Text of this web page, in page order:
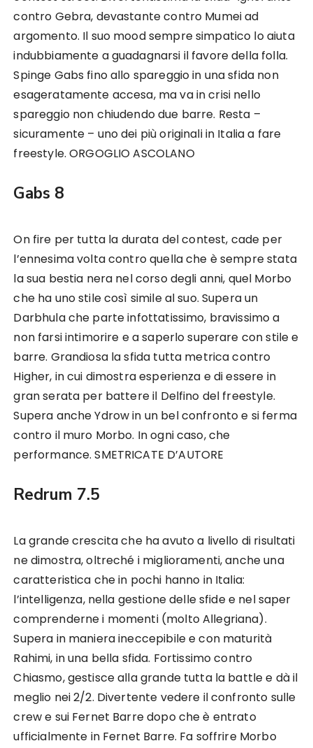
contro Gebra, devastante contro Mumei ad
argomento. Il suo mood sempre simpatico lo aiuta
indubbiamente a guadagnarsi il favore della folla.
Spinge Gabs fino allo spareggio in una sfida non
esageratamente accesa, ma va in crisi nello
spareggio non chiudendo due barre. Resta –
sicuramente – uno dei più originali in Italia a fare
freestyle. ORGOGLIO ASCOLANO
Gabs 8
On fire per tutta la durata del contest, cade per
l’ennesima volta contro quella che è sempre stata
la sua bestia nera nel corso degli anni, quel Morbo
che ha uno stile così simile al suo. Supera un
Darbhula che parte infottatissimo, bravissimo a
non farsi intimorire e a saperlo superare con stile e
barre. Grandiosa la sfida tutta metrica contro
Higher, in cui dimostra esperienza e di essere in
gran serata per battere il Delfino del freestyle.
Supera anche Ydrow in un bel confronto e si ferma
contro il muro Morbo. In ogni caso, che
performance. SMETRICATE D’AUTORE
Redrum 7.5
La grande crescita che ha avuto a livello di risultati
ne dimostra, oltreché i miglioramenti, anche una
caratteristica che in pochi hanno in Italia:
l’intelligenza, nella gestione delle sfide e nel saper
comprenderne i momenti (molto Allegriana).
Supera in maniera ineccepibile e con maturità
Rahimi, in una bella sfida. Fortissimo contro
Chiasmo, gestisce alla grande tutta la battle e dà il
meglio nei 2/2. Divertente vedere il confronto sulle
crew e sui Fernet Barre dopo che è entrato
ufficialmente in Fernet Barre. Fa soffrire Morbo